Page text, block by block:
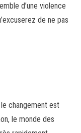
d’une violence
de ne pas
changement est
le monde des